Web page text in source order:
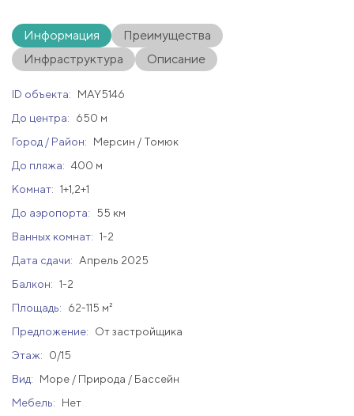
Информация
Преимущества
Инфраструктура
Описание
ID объекта:
MAY5146
До центра:
650 м
Город / Район:
Мерсин / Томюк
До пляжа: 400 м
Комнат: 1+1,2+1
До аэропорта:
55 км
Ванных комнат: 1-2
Дата сдачи:
Апрель 2025
Балкон: 1-2
Площадь:
62-115 м²
Предложение:
От застройщика
Этаж:
0/15
Вид:
Море / Природа / Бассейн
Мебель:
Нет